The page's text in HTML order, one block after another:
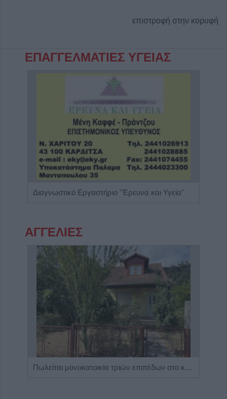
επιστροφή στην κορυφή
ΕΠΑΓΓΕΛΜΑΤΙΕΣ ΥΓΕΙΑΣ
Διαγνωστικό Εργαστήριο "Έρευνα και Υγεία"
ΑΓΓΕΛΙΕΣ
Πωλείται μονοκατοικία τριών επιπέδων στο καταπράσινο Πευκόφυτο Καρδίτσας